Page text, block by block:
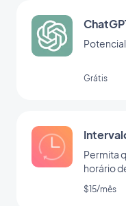
Grátis
Permita
horário
$15/mês